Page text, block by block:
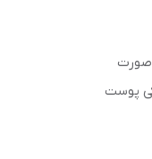
صورت
پوست